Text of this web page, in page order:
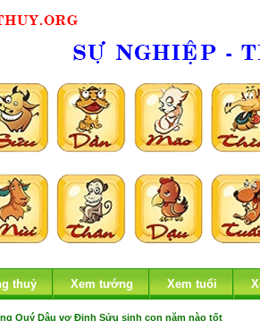
thuỷ Xem tướng Xem tuổi
Quý Dậu vợ Đinh Sửu sinh con năm nào tốt